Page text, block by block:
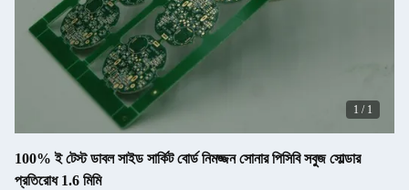
1 / 1
100% ই টেস্ট ডাবল সাইড সার্কিট বোর্ড নিমজ্জন সোনার পিসিবি সবুজ সোল্ডার
প্রতিরোধ 1.6 মিমি